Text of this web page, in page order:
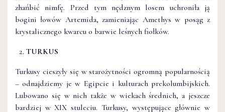
zhańbić nimfę. Przed tym nędznym losem uchroniła ją
bogini łowów Artemida, zamieniając Amethys w posąg z
krystalicznego kwarcu o barwie leśnych fiołków.
TURKUS
Turkusy cieszyły się w starożytności ogromną popularnością
– odnajdziemy je w Egipcie i kulturach prekolumbijskich.
Lubowano się w nich także w wiekach średnich, a jeszcze
bardziej w XIX stuleciu. Turkusy, występujące głównie w